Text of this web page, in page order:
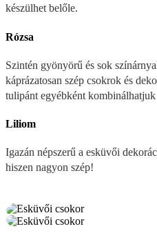
készülhet belőle.
Rózsa
Szintén gyönyörű és sok
káprázatosan szép csokrok és
tulipánt egyébként
Liliom
Igazán népszerű a esküvői
hiszen nagyon szép!